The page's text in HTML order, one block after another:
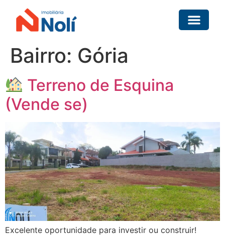
Bairro: Gória
Terreno de Esquina
(Vende se)
Excelente oportunidade para investir ou construir!